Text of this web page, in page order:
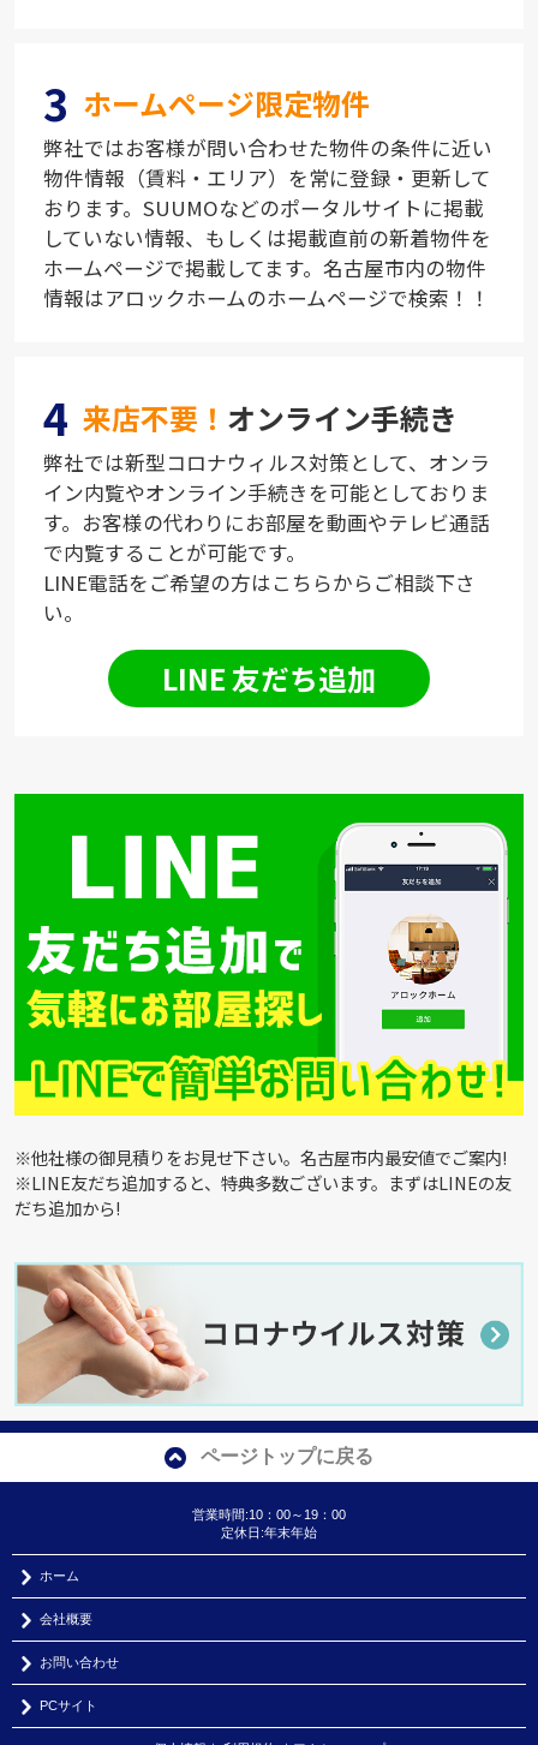
3 ホームページ限定物件
弊社ではお客様が問い合わせた物件の条件に近い
物件情報（賃料・エリア）を常に登録・更新して
おります。SUUMOなどのポータルサイトに掲載
していない情報、もしくは掲載直前の新着物件を
ホームページで掲載してます。名古屋市内の物件
情報はアロックホームのホームページで検索！！
4 来店不要！ オンライン手続き
弊社では新型コロナウィルス対策として、オンラ
イン内覧やオンライン手続きを可能としておりま
す。お客様の代わりにお部屋を動画やテレビ通話
で内覧することが可能です。
LINE電話をご希望の方はこちらからご相談下さ
い。
LINE 友だち追加
※他社様の御見積りをお見せ下さい。名古屋市内最安値でご案内!
※LINE友だち追加すると、特典多数ございます。まずはLINEの友
だち追加から!
ページトップに戻る
営業時間:10：00～19：00
定休日:年末年始
ホーム
会社概要
お問い合わせ
PCサイト